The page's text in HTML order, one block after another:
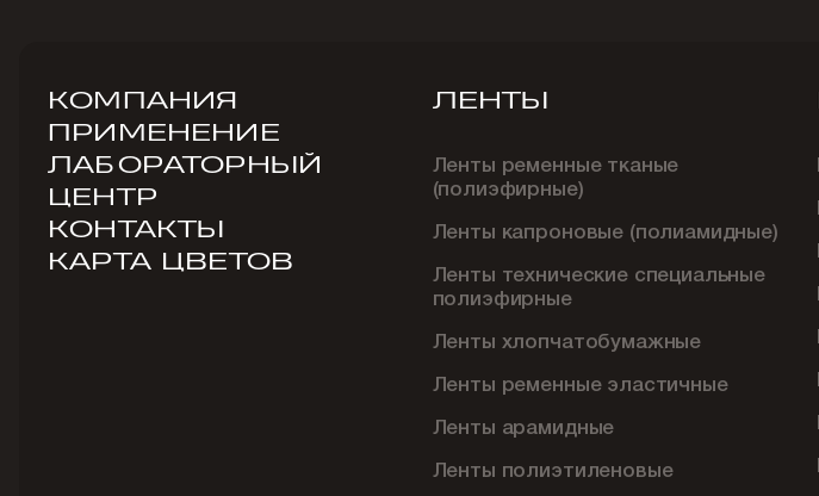
КОМПАНИЯ
ПРИМЕНЕНИЕ
ЛАБОРАТОРНЫЙ
ЦЕНТР
КОНТАКТЫ
КАРТА ЦВЕТОВ
ЛЕНТЫ
Ленты ременные тканые
(полиэфирные)
Ленты капроновые (полиамидные)
Ленты технические специальные
полиэфирные
Ленты хлопчатобумажные
Ленты ременные эластичные
Ленты арамидные
Ленты полиэтиленовые